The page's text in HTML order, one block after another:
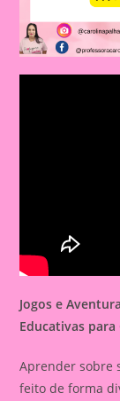
Jogos e
Educativas para
Aprender sobre
feito de forma